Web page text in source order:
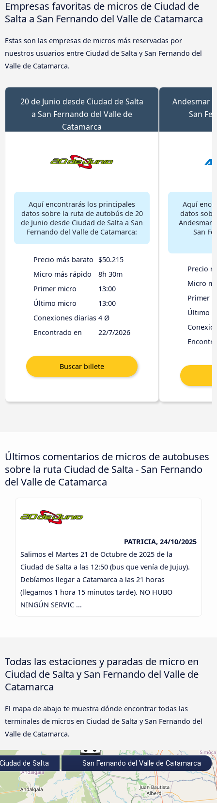
Empresas favoritas de micros de Ciudad de
Salta a San Fernando del Valle de Catamarca
Estas son las empresas de micros más reservadas por
nuestros usuarios entre Ciudad de Salta y San Fernando del
Valle de Catamarca.
20 de Junio desde Ciudad de Salta
a San Fernando del Valle de
Catamarca
Aquí encontrarás los principales
datos sobre la ruta de autobús de 20
de Junio desde Ciudad de Salta a San
Fernando del Valle de Catamarca:
Precio más barato
$50.215
Micro más rápido
8h 30m
Primer micro
13:00
Último micro
13:00
Conexiones diarias 4 Ø
Encontrado en
22/7/2026
Andesmar
San
Aquí
datos
Andesmar
San
Precio
Micro
Primer
Último
Últimos comentarios de micros de autobuses
sobre la ruta Ciudad de Salta - San Fernando
del Valle de Catamarca
PATRICIA, 24/10/2025
Salimos el Martes 21 de Octubre de 2025 de la
Ciudad de Salta a las 12:50 (bus que venía de Jujuy).
Debíamos llegar a Catamarca a las 21 horas
(llegamos 1 hora 15 minutos tarde). NO HUBO
NINGÚN SERVIC ...
Todas las estaciones y paradas de micro en
Ciudad de Salta y San Fernando del Valle de
Catamarca
El mapa de abajo te muestra dónde encontrar todas las
terminales de micros en Ciudad de Salta y San Fernando del
Valle de Catamarca.
de Salta San Fernando del Valle de Catamarca